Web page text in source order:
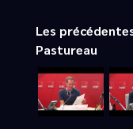
Les
Pastureau